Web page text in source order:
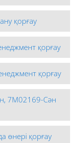
қорғау
қорғау
қорғау
7М02169-Сән
өнері қорғау